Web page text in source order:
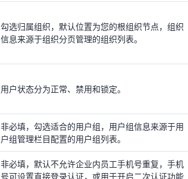
非必填，勾选适合的用户组，用户组信息来源于用
号可设置直接登录认证，或用于开启二次认证功能
非必填，默认不允许企业内员工邮箱重复，邮箱可
设置直接登录认证，或用于开启二次认证功能后的
校验码接收。
非必填，支持自定义填写密码，也支持点击自动生
勾选归属组织，默认位置为您的根组织节点，组织
信息来源于组织分页管理的组织列表。
用户状态分为正常、禁用和锁定。
非必填，勾选适合的用户组，用户组信息来源于用
户组管理栏目配置的用户组列表。
非必填，默认不允许企业内员工手机号重复，手机
号可设置直接登录认证，或用于开启二次认证功能